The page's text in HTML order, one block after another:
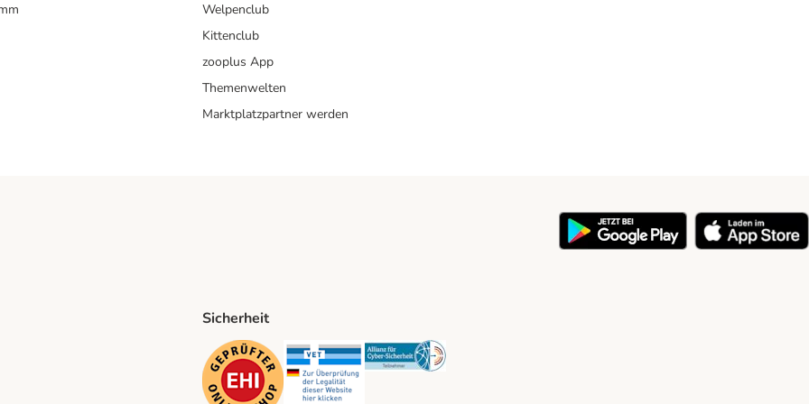
Welpenclub
Kittenclub
zooplus App
Themenwelten
Marktplatzpartner werden
Method
Sicherheit
Security Security Security